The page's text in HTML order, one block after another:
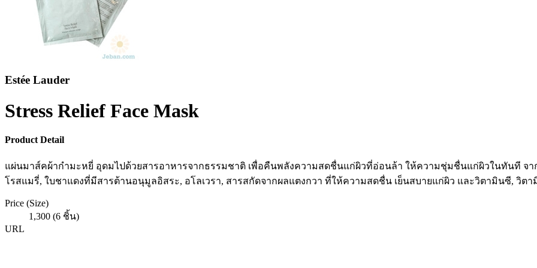
Estée Lauder
Stress Relief Face Mask
Product Detail
แผ่นมาส์คผ้ากำมะหยี่ อุดมไปด้วยสารอาหารจากธรรมชาติ เพื่อคืนพลังความสดชื่นแก่ผิวที่อ่อนล้า ให้ความชุ่มชื่นแก่ผิวในทันที จา
โรสแมรี่, ใบชาแดงที่มีสารต้านอนุมูลอิสระ, อโลเวรา, สารสกัดจากผลแตงกวา ที่ให้ความสดชื่น เย็นสบายแก่ผิว และวิตามินซี, วิตา
Price (Size)
1,300 (6 ชิ้น)
URL